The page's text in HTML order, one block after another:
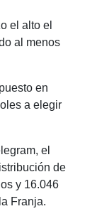
el alto el
al menos
en
a elegir
el
de
y 16.046
Franja.